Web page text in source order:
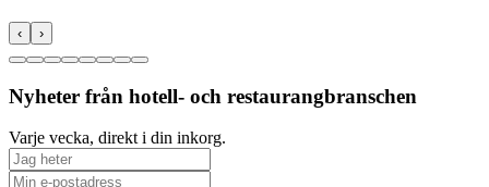
‹ ›
Nyheter från hotell- och restaurangbranschen
Varje vecka, direkt i din inkorg.